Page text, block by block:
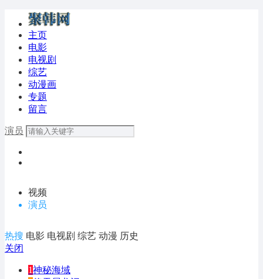
主页
电影
电视剧
综艺
动漫画
专题
留言
演员
视频
演员
热搜 电影 电视剧 综艺 动漫 历史
关闭
1神秘海域